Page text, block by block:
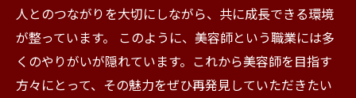
人とのつながりを大切にしながら、共に成長できる環境
が整っています。 このように、美容師という職業には多
くのやりがいが隠れています。これから美容師を目指す
方々にとって、その魅力をぜひ再発見していただきたい